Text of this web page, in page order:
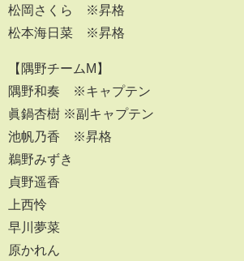
松岡さくら ※昇格
松本海日菜 ※昇格
【隅野チームM】
隅野和奏 ※キャプテン
眞鍋杏樹 ※副キャプテン
池帆乃香 ※昇格
鵜野みずき
貞野遥香
上西怜
早川夢菜
原かれん